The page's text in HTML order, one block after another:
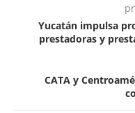
Yucatán impulsa
prestadoras y
CATA y